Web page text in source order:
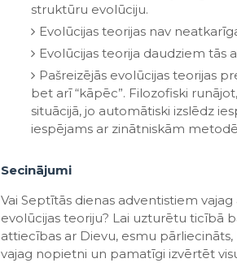
struktūru evolūciju.
Evolūcijas teorijas nav
Evolūcijas teorija daudziem tās
Pašreizējās evolūcijas teorijas
bet arī “kāpēc”. Filozofiski
situācijā, jo automātiski izslēdz
iespējams ar zinātniskām
Secinājumi
Vai Septītās dienas adventistiem
evolūcijas teoriju? Lai uzturētu ticībā
attiecības ar Dievu, esmu
vajag nopietni un pamatīgi izvērtēt